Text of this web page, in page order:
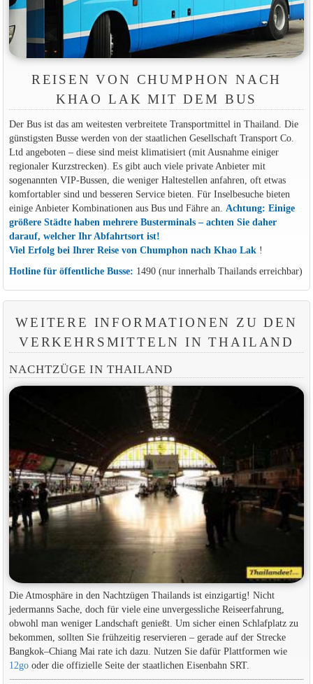
REISEN VON CHUMPHON NACH
KHAO LAK MIT DEM BUS
Der Bus ist das am weitesten verbreitete Transportmittel in Thailand. Die
günstigsten Busse werden von der staatlichen Gesellschaft Transport Co.
Ltd angeboten – diese sind meist klimatisiert (mit Ausnahme einiger
regionaler Kurzstrecken). Es gibt auch viele private Anbieter mit
sogenannten VIP-Bussen, die weniger Haltestellen anfahren, oft etwas
komfortabler sind und besseren Service bieten. Für Inselbesuche bieten
einige Anbieter Kombinationen aus Bus und Fähre an. Achtung: Einige
größere Städte haben mehrere Busterminals – achten Sie daher
darauf, welcher Ihr Abfahrtsort ist!
Viel Erfolg bei Ihrer Reise von Chumphon nach Khao Lak!
Hotline für öffentliche Busse: 1490 (nur innerhalb Thailands erreichbar)
WEITERE INFORMATIONEN ZU DEN
VERKEHRSMITTELN IN THAILAND
NACHTZÜGE IN THAILAND
Die Atmosphäre in den Nachtzügen Thailands ist einzigartig! Nicht
jedermanns Sache, doch für viele eine unvergessliche Reiseerfahrung,
obwohl man weniger Landschaft genießt. Um sicher einen Schlafplatz zu
bekommen, sollten Sie frühzeitig reservieren – gerade auf der Strecke
Bangkok–Chiang Mai rate ich dazu. Nutzen Sie dafür Plattformen wie
12gooder die offizielle Seite der staatlichen Eisenbahn SRT.